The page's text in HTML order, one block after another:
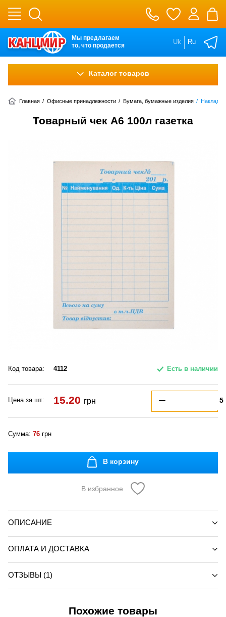
Мы предлагаем
то, что продается
Uk Ru
Каталог товаров
Главная / Офисные принадлежности / Бумага, бумажные изделия /
Товарный чек А6 100л газетка
Код товара: 4112 Есть в наличии
Цена за шт: 15.20 грн
Сумма: 76 грн
В корзину
В избранное
ОПИСАНИЕ
ОПЛАТА И ДОСТАВКА
ОТЗЫВЫ (1)
Похожие товары